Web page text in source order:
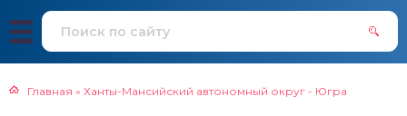
Главная » Ханты-Мансийский автономный округ - Югра